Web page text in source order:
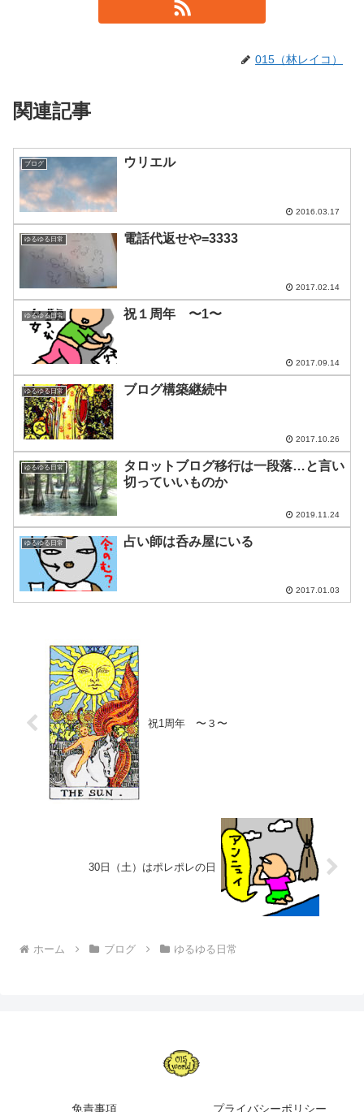
015（林レイコ）
関連記事
ブログ ウリエル
2016.03.17
ゆるゆる日常 電話代返せや=3333
2017.02.14
ゆるゆる日常 祝１周年 〜1〜
2017.09.14
ゆるゆる日常 ブログ構築継続中
2017.10.26
ゆるゆる日常
タロットブログ移行は一段落…と言い
切っていいものか
2019.11.24
ゆるゆる日常 占い師は呑み屋にいる
2017.01.03
祝1周年 〜３〜
30日（土）はポレポレの日
ホーム ブログ ゆるゆる日常
免責事項 プライバシーポリシー